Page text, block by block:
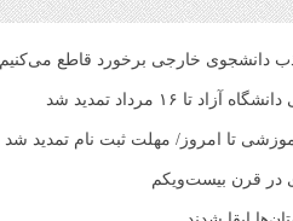
دانشجوی خارجی برخورد قاطع می‌کنیم
۱۶ مرداد تمدید شد
در قرن بیست‌ویکم